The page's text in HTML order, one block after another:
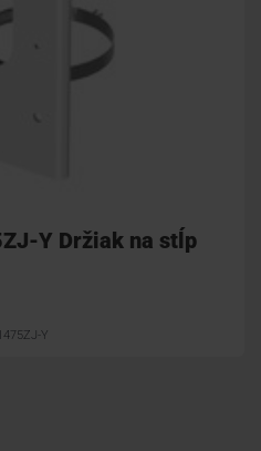
Y Držiak na stĺp
Y